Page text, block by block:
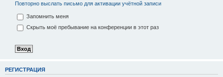
Повторно выслать письмо для активации учётной записи
Запомнить меня
Скрыть моё пребывание на конференции в этот раз
РЕГИСТРАЦИЯ